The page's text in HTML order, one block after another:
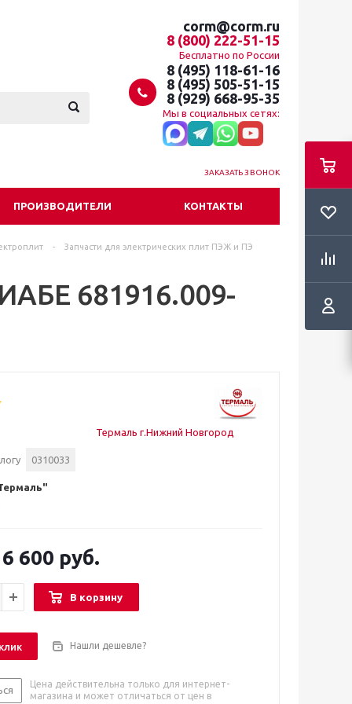
corm@corm.ru
8 (800) 222-51-15
Бесплатно по России
8 (495) 118-61-16
8 (495) 505-51-15
8 (929) 668-95-35
Мы в социальных сетях:
ЗАКАЗАТЬ ЗВОНОК
ПРОИЗВОДИТЕЛИ КОНТАКТЫ
-
Запчасти для электрических плит ПЭЖ и ПЭ
681916.009-
Термаль г.Нижний Новгород
0310033
600 руб.
В корзину
Нашли дешевле?
Цена действительна только для интернет-
магазина и может отличаться от цен в